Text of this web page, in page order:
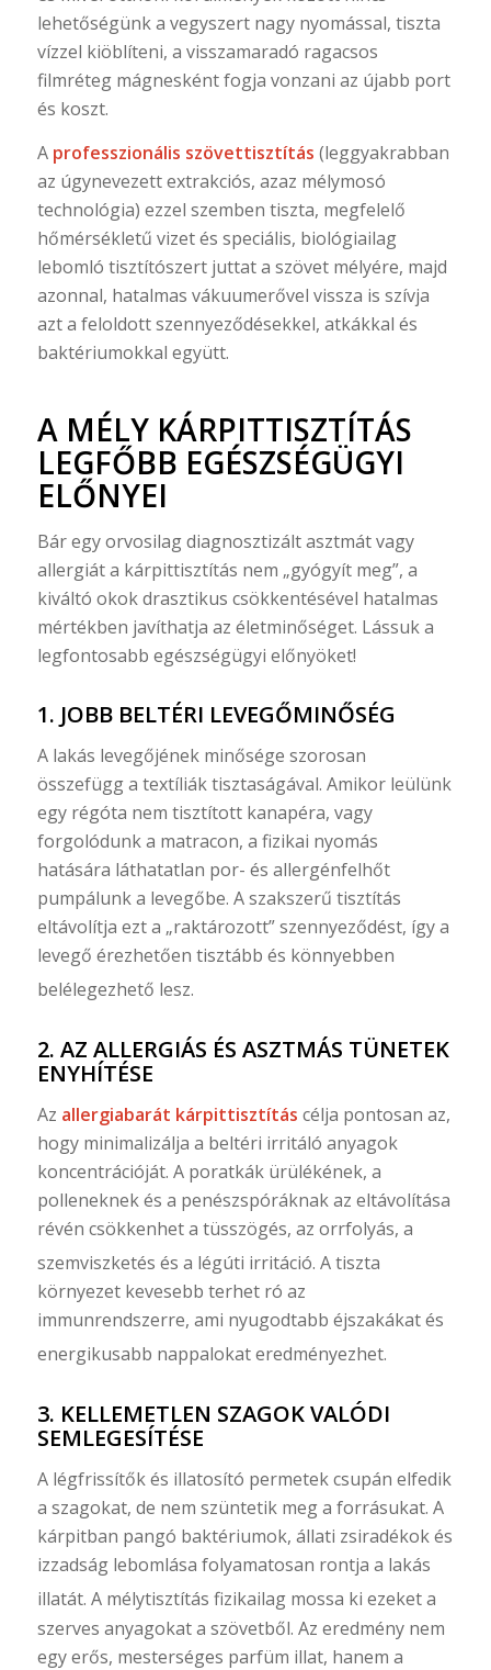
lehetőségünk a vegyszert nagy nyomással, tiszta
vízzel kiöblíteni, a visszamaradó ragacsos
filmréteg mágnesként fogja vonzani az újabb port
és koszt.
A professzionális szövettisztítás (leggyakrabban
az úgynevezett extrakciós, azaz mélymosó
technológia) ezzel szemben tiszta, megfelelő
hőmérsékletű vizet és speciális, biológiailag
lebomló tisztítószert juttat a szövet mélyére, majd
azonnal, hatalmas vákuumerővel vissza is szívja
azt a feloldott szennyeződésekkel, atkákkal és
baktériumokkal együtt.
A MÉLY KÁRPITTISZTÍTÁS
LEGFŐBB EGÉSZSÉGÜGYI
ELŐNYEI
Bár egy orvosilag diagnosztizált asztmát vagy
allergiát a kárpittisztítás nem „gyógyít meg”, a
kiváltó okok drasztikus csökkentésével hatalmas
mértékben javíthatja az életminőséget. Lássuk a
legfontosabb egészségügyi előnyöket!
1. JOBB BELTÉRI LEVEGŐMINŐSÉG
A lakás levegőjének minősége szorosan
összefügg a textíliák tisztaságával. Amikor leülünk
egy régóta nem tisztított kanapéra, vagy
forgolódunk a matracon, a fizikai nyomás
hatására láthatatlan por- és allergénfelhőt
pumpálunk a levegőbe. A szakszerű tisztítás
eltávolítja ezt a „raktározott” szennyeződést, így a
levegő érezhetően tisztább és könnyebben
belélegezhető lesz.
2. AZ ALLERGIÁS ÉS ASZTMÁS TÜNETEK
ENYHÍTÉSE
Az allergiabarát kárpittisztítás célja pontosan az,
hogy minimalizálja a beltéri irritáló anyagok
koncentrációját. A poratkák ürülékének, a
polleneknek és a penészspóráknak az eltávolítása
révén csökkenhet a tüsszögés, az orrfolyás, a
szemviszketés és a légúti irritáció. A tiszta
környezet kevesebb terhet ró az
immunrendszerre, ami nyugodtabb éjszakákat és
energikusabb nappalokat eredményezhet.
3. KELLEMETLEN SZAGOK VALÓDI
SEMLEGESÍTÉSE
A légfrissítők és illatosító permetek csupán elfedik
a szagokat, de nem szüntetik meg a forrásukat. A
kárpitban pangó baktériumok, állati zsiradékok és
izzadság lebomlása folyamatosan rontja a lakás
illatát. A mélytisztítás fizikailag mossa ki ezeket a
szerves anyagokat a szövetből. Az eredmény nem
egy erős, mesterséges parfüm illat, hanem a